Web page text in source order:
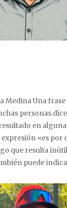
Medina Una
personas
en
expresión «es por
que resulta
puede